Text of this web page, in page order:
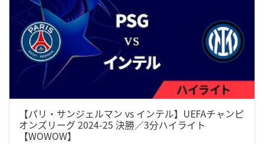
【パリ・サンジェルマン vs インテル】UEFAチャンピ
オンズリーグ 2024-25 決勝／3分ハイライト
【WOWOW】